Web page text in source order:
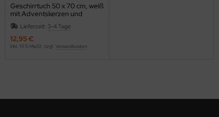
Geschirrtuch 50 x 70 cm, weiß
mit Adventskerzen und
Basschlüssel bestickt
Lieferzeit: 3-4 Tage
12,95 €
inkl. 19 % MwSt. zzgl. Versandkosten